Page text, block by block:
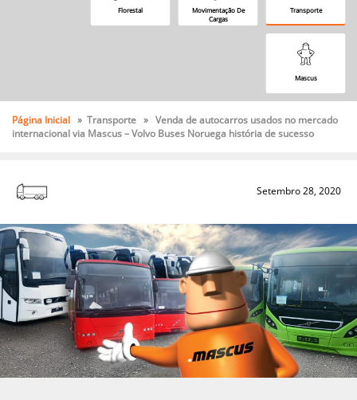
Florestal
Movimentação De
Cargas
Transporte
Mascus
Página Inicial » Transporte » Venda de autocarros usados no mercado
internacional via Mascus – Volvo Buses Noruega história de sucesso
Setembro 28, 2020